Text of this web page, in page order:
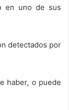
en uno de sus
detectados por
haber, o puede